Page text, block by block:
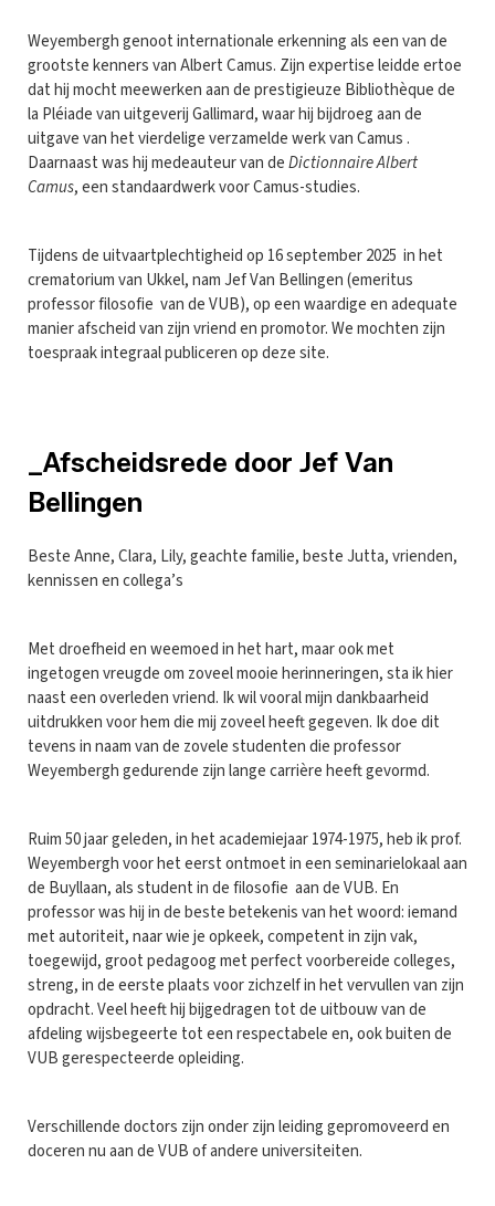
Weyembergh genoot internationale erkenning als een van de
grootste kenners van Albert Camus. Zijn expertise leidde ertoe
dat hij mocht meewerken aan de prestigieuze Bibliothèque de
la Pléiade van uitgeverij Gallimard, waar hij bijdroeg aan de
uitgave van het vierdelige verzamelde werk van Camus .
Daarnaast was hij medeauteur van deDictionnaire Albert
Camus, een standaardwerk voor Camus-studies.
Tijdens de uitvaartplechtigheid op 16 september 2025 in het
crematorium van Ukkel, nam Jef Van Bellingen (emeritus
professor filosofie van de VUB), op een waardige en adequate
manier afscheid van zijn vriend en promotor. We mochten zijn
toespraak integraal publiceren op deze site.
_Afscheidsrede door Jef Van
Bellingen
Beste Anne, Clara, Lily, geachte familie, beste Jutta, vrienden,
kennissen en collega’s
Met droefheid en weemoed in het hart, maar ook met
ingetogen vreugde om zoveel mooie herinneringen, sta ik hier
naast een overleden vriend. Ik wil vooral mijn dankbaarheid
uitdrukken voor hem die mij zoveel heeft gegeven. Ik doe dit
tevens in naam van de zovele studenten die professor
Weyembergh gedurende zijn lange carrière heeft gevormd.
Ruim 50 jaar geleden, in het academiejaar 1974-1975, heb ik prof.
Weyembergh voor het eerst ontmoet in een seminarielokaal aan
de Buyllaan, als student in de filosofie aan de VUB. En
professor was hij in de beste betekenis van het woord: iemand
met autoriteit, naar wie je opkeek, competent in zijn vak,
toegewijd, groot pedagoog met perfect voorbereide colleges,
streng, in de eerste plaats voor zichzelf in het vervullen van zijn
opdracht. Veel heeft hij bijgedragen tot de uitbouw van de
afdeling wijsbegeerte tot een respectabele en, ook buiten de
VUB gerespecteerde opleiding.
Verschillende doctors zijn onder zijn leiding gepromoveerd en
doceren nu aan de VUB of andere universiteiten.